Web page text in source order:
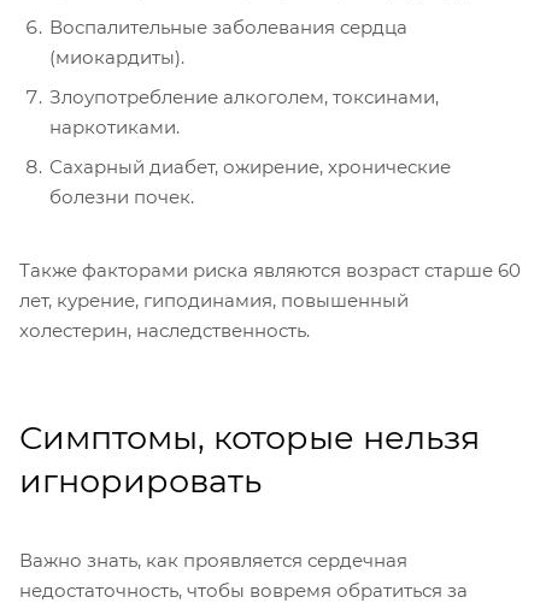
Воспалительные заболевания сердца
(миокардиты).
Злоупотребление алкоголем, токсинами,
наркотиками.
Сахарный диабет, ожирение, хронические
болезни почек.
Также факторами риска являются возраст старше 60
лет, курение, гиподинамия, повышенный
холестерин, наследственность.
Симптомы, которые нельзя
игнорировать
Важно знать, как проявляется сердечная
недостаточность, чтобы вовремя обратиться за